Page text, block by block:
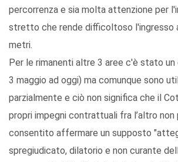
percorrenza e sia molta attenzione per
stretto che rende difficoltoso l'ingresso
metri.
Per le rimanenti altre 3 aree c'è stato
3 maggio ad oggi) ma comunque sono
parzialmente e ciò non significa che il
propri impegni contrattuali fra l’altro non
consentito affermare un supposto
spregiudicato, dilatorio e non curante